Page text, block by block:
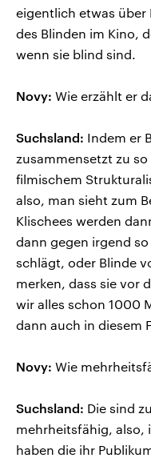
eigentlich etwas über
des Blinden im Kino,
wenn sie blind sind.
Novy: Wie erzählt er
Suchsland: Indem er
zusammensetzt zu
filmischem
also, man sieht zum
Klischees werden
dann gegen irgend
schlägt, oder Blinde
merken, dass sie vor
wir alles schon 1000
dann auch in diesem
Novy: Wie
Suchsland: Die sind
mehrheitsfähig, also,
haben die ihr